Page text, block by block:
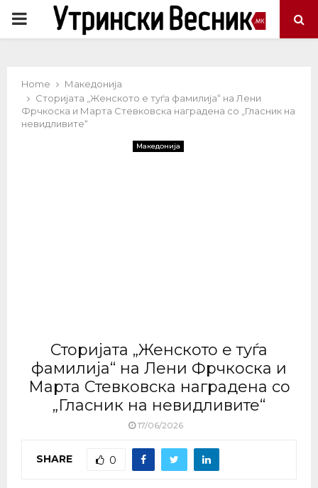
PRIMARY
Home
Македонија
Сторијата „Женското е туѓа фамилија“ на Лени
Фрчкоска и Марта Стевковска наградена со „Гласник на
невидливите“
Македонија
Сторијата „Женското е туѓа
фамилија“ на Лени Фрчкоска и
Марта Стевковска наградена со
„Гласник на невидливите“
17/06/2026
SHARE 0